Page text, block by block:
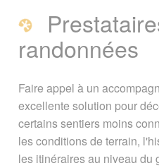
randonnées
Faire appel à un
excellente solution pour
certains sentiers moins
les conditions de terrain,
les itinéraires au niveau du